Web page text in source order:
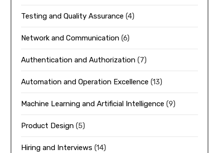
Testing and Quality Assurance (4)
Network and Communication (6)
Authentication and Authorization (7)
Automation and Operation Excellence (13)
Machine Learning and Artificial Intelligence (9)
Product Design (5)
Hiring and Interviews (14)